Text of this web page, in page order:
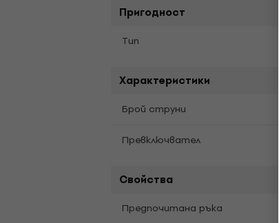
Пригодност
Tип
Характеристики
Брой струни
Превключвател
Свойства
Предпочитана ръка